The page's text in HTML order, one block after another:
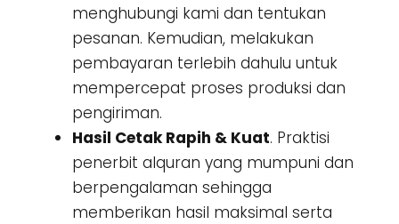
menghubungi kami dan tentukan
pesanan. Kemudian, melakukan
pembayaran terlebih dahulu untuk
mempercepat proses produksi dan
pengiriman.
Hasil Cetak Rapih & Kuat. Praktisi
penerbit alquran yang mumpuni dan
berpengalaman sehingga
memberikan hasil maksimal serta